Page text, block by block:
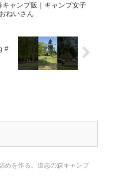
キャンプ飯｜キャンプ女子
ねいさん
#
めを作る。道志の森キャンプ